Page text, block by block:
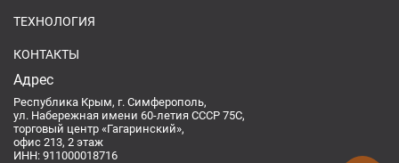
ТЕХНОЛОГИЯ
КОНТАКТЫ
Адрес
Республика Крым, г. Симферополь,
ул. Набережная имени 60-летия СССР 75С,
торговый центр «Гагаринский»,
офис 213, 2 этаж
ИНН: 911000018716